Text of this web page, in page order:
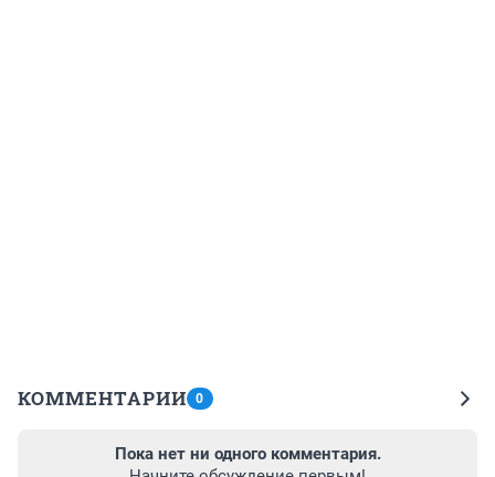
КОММЕНТАРИИ 0
Пока нет ни одного комментария.